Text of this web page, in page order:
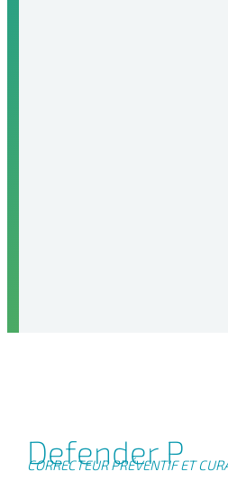
Defender P
CORRECTEUR PRÉVENTIF ET